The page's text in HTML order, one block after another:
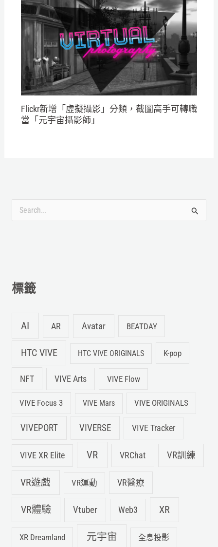
Flickr新增「虛擬攝影」分類，截圖高手可轉職
當「元宇宙攝影師」
:標籤
AI AR Avatar BEATDAY
HTC VIVE HTC VIVE ORIGINALS K-pop
NFT VIVE Arts VIVE Flow
VIVE Focus 3 VIVE Mars VIVE ORIGINALS
VIVEPORT VIVERSE VIVE Tracker
VIVE XR Elite VR VRChat VR訓練
VR遊戲 VR運動 VR醫療
VR體驗 Vtuber Web3 XR
XR Dreamland 元宇宙 全息投影